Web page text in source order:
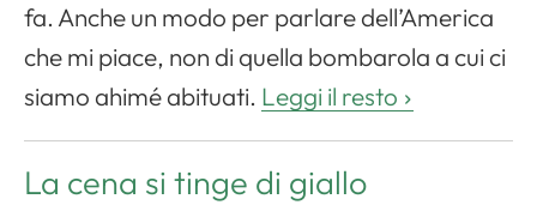
fa. Anche un modo per parlare dell’America
che mi piace, non di quella bombarola a cui ci
siamo ahimé abituati. Leggi il resto
La cena si tinge di giallo